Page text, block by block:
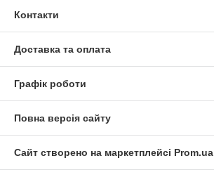
Контакти
Доставка та оплата
Графік роботи
Повна версія сайту
Сайт створено на маркетплейсі Prom.ua